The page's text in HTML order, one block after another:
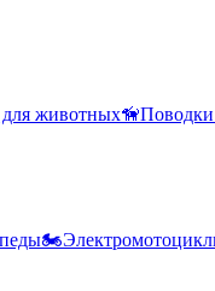
животных🦮
🏍️